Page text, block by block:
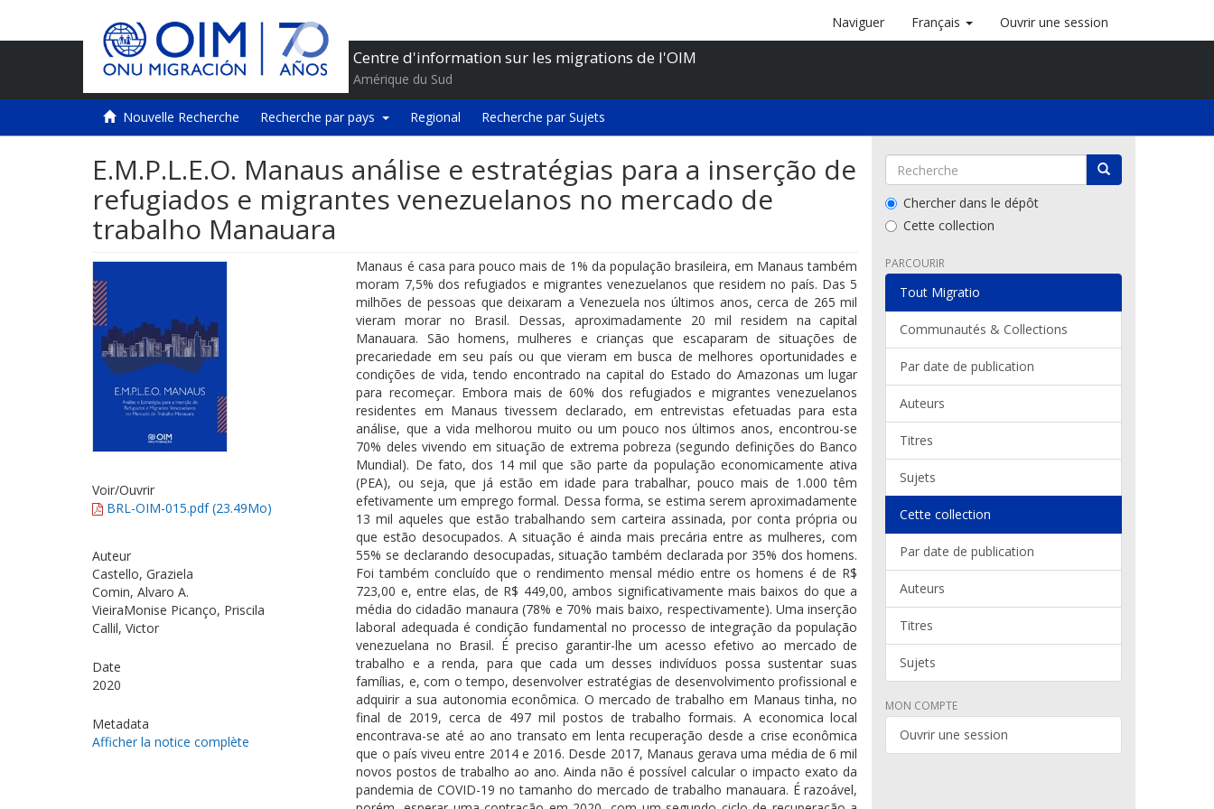
Centre d'information sur les migrations de l'OIM
Amérique du Sud
Naviguer Français Ouvrir une session
Nouvelle Recherche Recherche par pays Regional Recherche par Sujets
E.M.P.L.E.O. Manaus análise e estratégias para a inserção de
refugiados e migrantes venezuelanos no mercado de
trabalho Manauara
Voir/Ouvrir
BRL-OIM-015.pdf (23.49Mo)
Auteur
Castello, Graziela
Comin, Alvaro A.
VieiraMonise Picanço, Priscila
Callil, Victor
Date
2020
Metadata
Afficher la notice complète
Manaus é casa para pouco mais de 1% da população brasileira, em Manaus também
moram 7,5% dos refugiados e migrantes venezuelanos que residem no país. Das 5
milhões de pessoas que deixaram a Venezuela nos últimos anos, cerca de 265 mil
vieram morar no Brasil. Dessas, aproximadamente 20 mil residem na capital
Manauara. São homens, mulheres e crianças que escaparam de situações de
precariedade em seu país ou que vieram em busca de melhores oportunidades e
condições de vida, tendo encontrado na capital do Estado do Amazonas um lugar
para recomeçar. Embora mais de 60% dos refugiados e migrantes venezuelanos
residentes em Manaus tivessem declarado, em entrevistas efetuadas para esta
análise, que a vida melhorou muito ou um pouco nos últimos anos, encontrou-se
70% deles vivendo em situação de extrema pobreza (segundo definições do Banco
Mundial). De fato, dos 14 mil que são parte da população economicamente ativa
(PEA), ou seja, que já estão em idade para trabalhar, pouco mais de 1.000 têm
efetivamente um emprego formal. Dessa forma, se estima serem aproximadamente
13 mil aqueles que estão trabalhando sem carteira assinada, por conta própria ou
que estão desocupados. A situação é ainda mais precária entre as mulheres, com
55% se declarando desocupadas, situação também declarada por 35% dos homens.
Foi também concluído que o rendimento mensal médio entre os homens é de R$
723,00 e, entre elas, de R$ 449,00, ambos significativamente mais baixos do que a
média do cidadão manaura (78% e 70% mais baixo, respectivamente). Uma inserção
laboral adequada é condição fundamental no processo de integração da população
venezuelana no Brasil. É preciso garantir-lhe um acesso efetivo ao mercado de
trabalho e a renda, para que cada um desses indivíduos possa sustentar suas
famílias, e, com o tempo, desenvolver estratégias de desenvolvimento profissional e
adquirir a sua autonomia econômica. O mercado de trabalho em Manaus tinha, no
final de 2019, cerca de 497 mil postos de trabalho formais. A economica local
encontrava-se até ao ano transato em lenta recuperação desde a crise econômica
que o país viveu entre 2014 e 2016. Desde 2017, Manaus gerava uma média de 6 mil
novos postos de trabalho ao ano. Ainda não é possível calcular o impacto exato da
pandemia de COVID-19 no tamanho do mercado de trabalho manauara. É razoável,
Chercher dans le dépôt
Cette collection
PARCOURIR
Tout Migratio
Communautés & Collections
Par date de publication
Auteurs
Titres
Sujets
Cette collection
Par date de publication
Auteurs
Titres
Sujets
MON COMPTE
Ouvrir une session